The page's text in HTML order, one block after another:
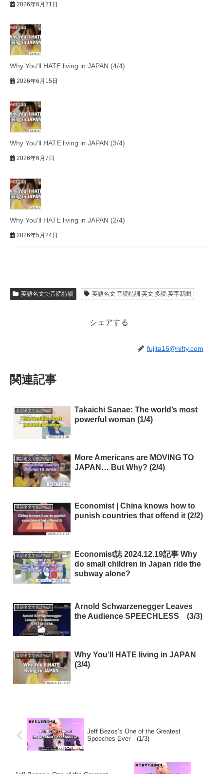
2026年6月21日
Why You'll HATE living in JAPAN (4/4)
2026年6月15日
Why You'll HATE living in JAPAN (3/4)
2026年6月7日
Why You'll HATE living in JAPAN (2/4)
2026年5月24日
英語名文で音読特訓 英語名文 音読特訓 英文 多読 英字新聞
シェアする
fujita16@nifty.com
関連記事
英語名文で音読特訓
Takaichi Sanae: The world’s most
powerful woman (1/4)
英語名文で音読特訓
More Americans are MOVING TO
JAPAN… But Why? (2/4)
英語名文で音読特訓
Economist | China knows how to
punish countries that offend it (2/2)
英語名文で音読特訓
Economist誌 2024.12.19記事 Why
do small children in Japan ride the
subway alone?
英語名文で音読特訓
Arnold Schwarzenegger Leaves
the Audience SPEECHLESS (3/3)
英語名文で音読特訓
Why You’ll HATE living in JAPAN
(3/4)
Jeff Bezos’s One of the Greatest
Speeches Ever (1/3)